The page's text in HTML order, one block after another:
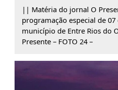
|| Matéria do jornal O
programação especial de
município de Entre Rios do
Presente – FOTO 24 –